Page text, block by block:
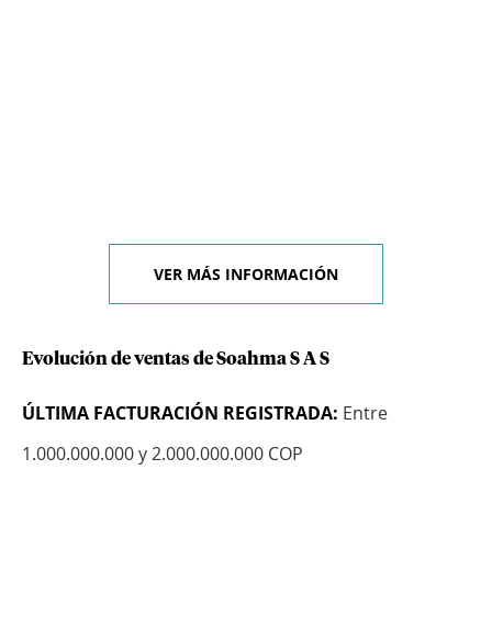
VER MÁS INFORMACIÓN
Evolución de ventas de Soahma S A S
ÚLTIMA FACTURACIÓN REGISTRADA: Entre
1.000.000.000 y 2.000.000.000 COP